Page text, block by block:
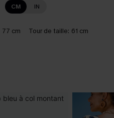
CM IN
77 cm Tour de taille: 61 cm